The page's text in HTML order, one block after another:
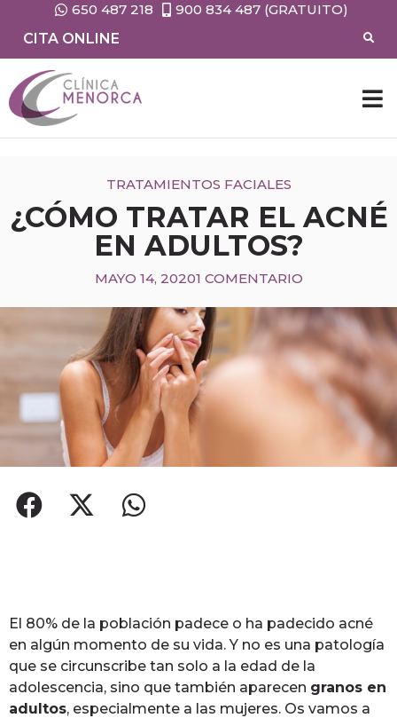
650 487 218
900 834 487 (GRATUITO)
CITA ONLINE
TRATAMIENTOS FACIALES
¿CÓMO TRATAR EL ACNÉ
EN ADULTOS?
MAYO 14, 20201 COMENTARIO
El 80% de la población padece o ha padecido acné
en algún momento de su vida. Y no es una patología
que se circunscribe tan solo a la edad de la
adolescencia, sino que también aparecen granos en
adultos, especialmente a las mujeres. Os vamos a